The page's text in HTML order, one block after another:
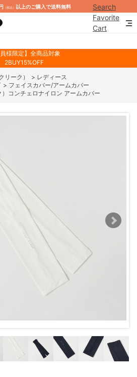
（税込） 以上のご購入で送料無料
Search
Favorite
Cart
員様限定】全商品対象
2BUY15%OFF
リーク） > レディース
> フェイスカバー/アームカバー
コンチェロナイロン アームカバー